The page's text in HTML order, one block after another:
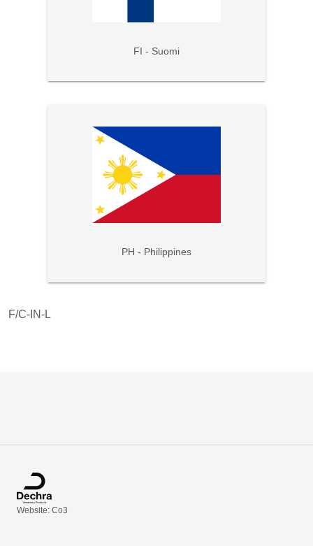
FI - Suomi
PH - Philippines
F/C-IN-L
Website: Co3